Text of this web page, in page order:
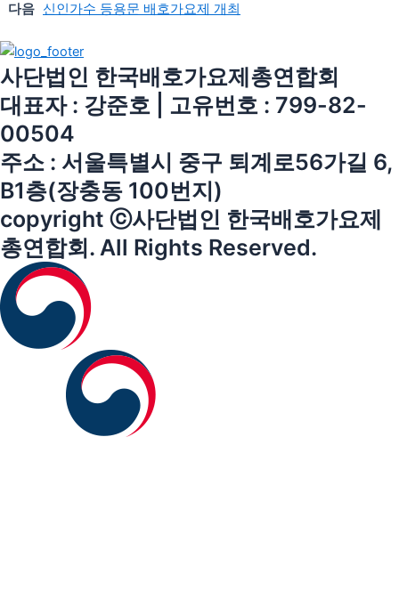
다음 신인가수 등용문 배호가요제 개최
사단법인 한국배호가요제총연합회
대표자 : 강준호 | 고유번호 : 799-82-
00504
주소 : 서울특별시 중구 퇴계로56가길 6,
B1층(장충동 100번지)
copyright ⓒ사단법인 한국배호가요제
총연합회. All Rights Reserved.